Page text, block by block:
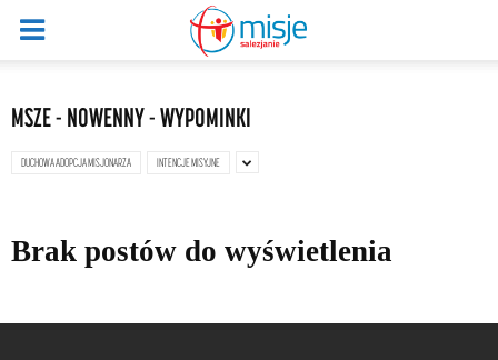
MSZE - NOWENNY - WYPOMINKI
DUCHOWA ADOPCJA MISJONARZA INTENCJE MISYJNE
Brak postów do wyświetlenia